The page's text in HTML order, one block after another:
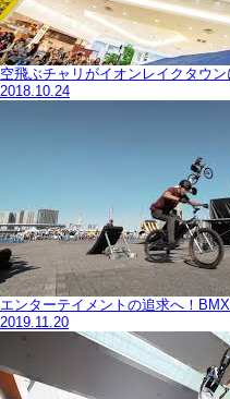
空飛ぶチャリがイオンレイクタウ
2018.10.24
エンターテイメントの追求へ！
2019.11.20